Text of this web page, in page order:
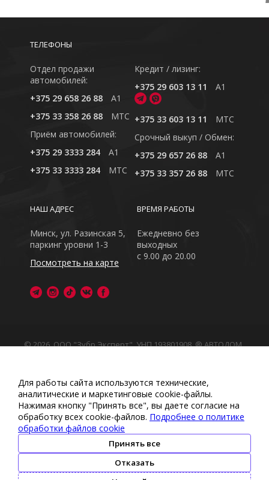
ТЕЛЕФОНЫ
Отдел продажи
автомобилей:
+375 29 658 26 88
A1
+375 33 358 26 88
MTC
Приём автомобилей:
+375 29 3333 284
A1
+375 33 3333 284
MTC
Кредит / лизинг:
+375 29 603 13 11
A1
+375 33 603 13 11
MTC
Cрочный выкуп / Обмен:
+375 29 657 26 88
A1
+375 33 357 26 88
MTC
ВРЕМЯ РАБОТЫ
Ежедневно без
выходных
с 9.00 до 20.00
НАШ АДРЕС
Минск, ул. Разинская 5,
паркинг уровни 1-3
Посмотреть на карте
© 2026, ООО "Зубр Эксперт", УНП 193801908. ® АВТОДОМ
Обращаем Ваше внимание на то, что данный интернет-
сайт носит исключительно информационный характер
Любое использование либо копирование материалов
или подборки материалов сайта, элементов дизайна и
оформления запрещено
Политика обработки персональных данных
обработки файлов cookie•Политика видеонаблюдения
•Условия обработки персональных данных
Для работы сайта используются технические,
аналитические и маркетинговые сооkіе-файлы.
Нажимая кнопку "Принять все", вы даете согласие на
обработку всех cookie-файлов. Подробнее о политике
обработки файлов cookie
Принять все
Отказать